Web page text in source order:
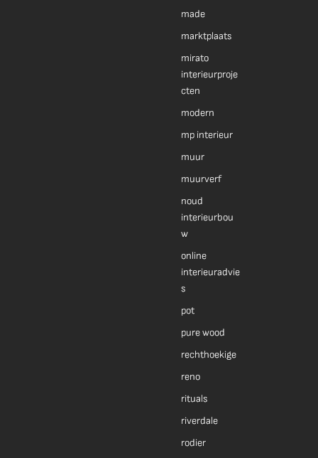
made
marktplaats
mirato
interieurproje
cten
modern
mp interieur
muur
muurverf
noud
interieurbou
w
online
interieuradvie
s
pot
pure wood
rechthoekige
reno
rituals
riverdale
rodier